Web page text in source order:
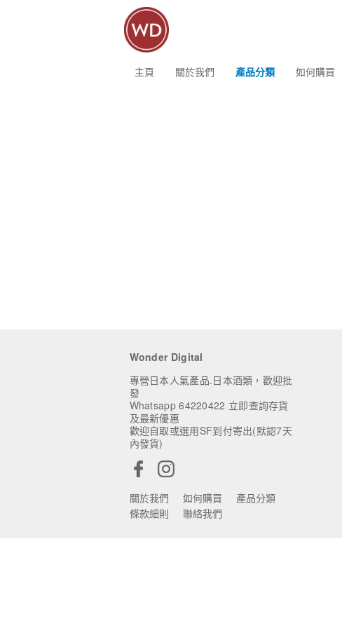
主頁 關於我們 產品分類 如何購買
Wonder Digital
專營日本人氣產品.日本酒類，歡迎批
發
Whatsapp 64220422 立即查詢存貨
及最新優惠
歡迎自取或選用SF到付寄出(默認7天
內發貨)
關於我們 如何購買
產品分類
條款細則
聯絡我們